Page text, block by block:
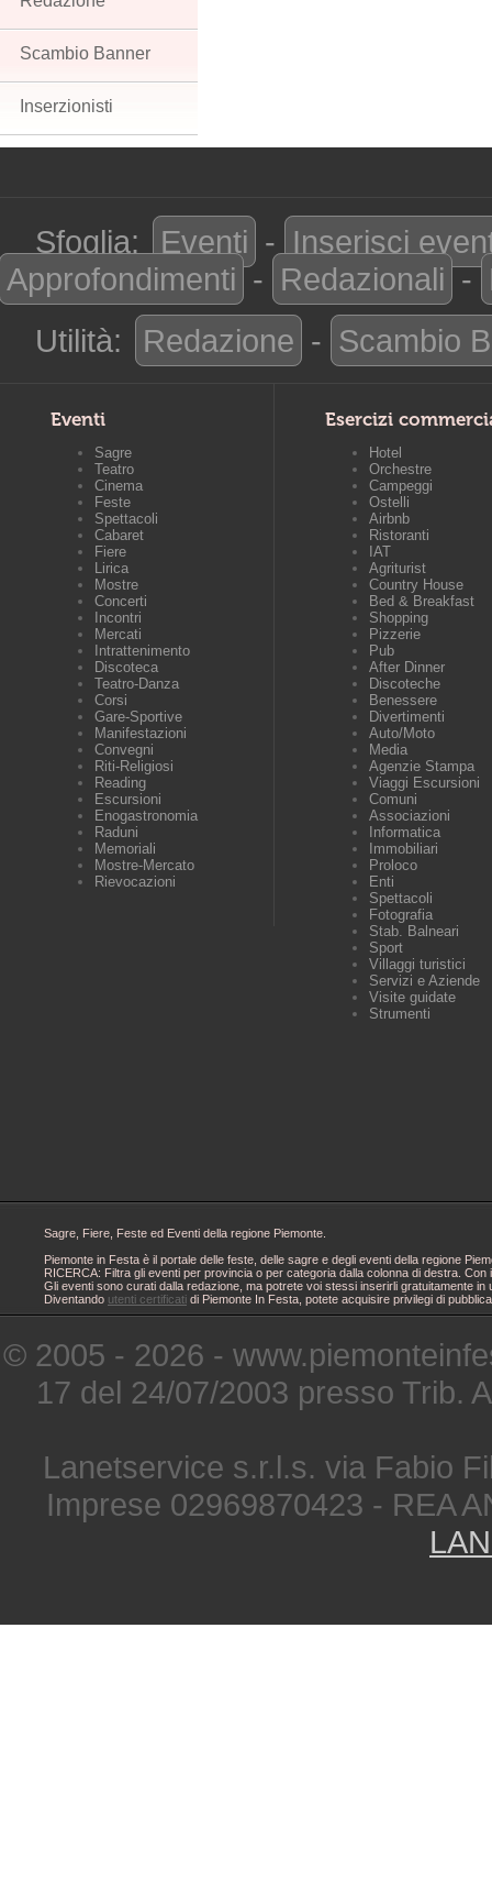
Scambio Banner
Inserzionisti
Sfoglia: Eventi - Inserisci
Approfondimenti - Redazionali -
Utilità:
Redazione - Scambio
Eventi
Sagre
Teatro
Cinema
Feste
Spettacoli
Cabaret
Fiere
Lirica
Mostre
Concerti
Incontri
Mercati
Intrattenimento
Discoteca
Teatro-Danza
Corsi
Gare-Sportive
Manifestazioni
Convegni
Riti-Religiosi
Reading
Escursioni
Enogastronomia
Raduni
Memoriali
Mostre-Mercato
Rievocazioni
Esercizi
Hotel
Orchestre
Campeggi
Ostelli
Airbnb
Ristoranti
IAT
Agriturist
Country House
Bed & Breakfast
Shopping
Pizzerie
Pub
After Dinner
Discoteche
Benessere
Divertimenti
Auto/Moto
Media
Agenzie Stampa
Viaggi Escursioni
Comuni
Associazioni
Informatica
Immobiliari
Proloco
Enti
Spettacoli
Fotografia
Stab. Balneari
Sport
Villaggi turistici
Servizi e Aziende
Visite guidate
Strumenti
Sagre, Fiere, Feste ed Eventi della regione Piemonte.
Piemonte in Festa è il portale delle feste, delle sagre e degli eventi della regione
RICERCA: Filtra gli eventi per provincia o per categoria dalla colonna di destra.
Gli eventi sono curati dalla redazione, ma potrete voi stessi inserirli gratuitamente
Diventando utenti certificati di Piemonte In Festa, potete acquisire privilegi di
© 2005 - 2026 -
17 del 24/07/2003 presso Trib.
Lanetservice s.r.l.s. via Fabio
Imprese 02969870423 - REA